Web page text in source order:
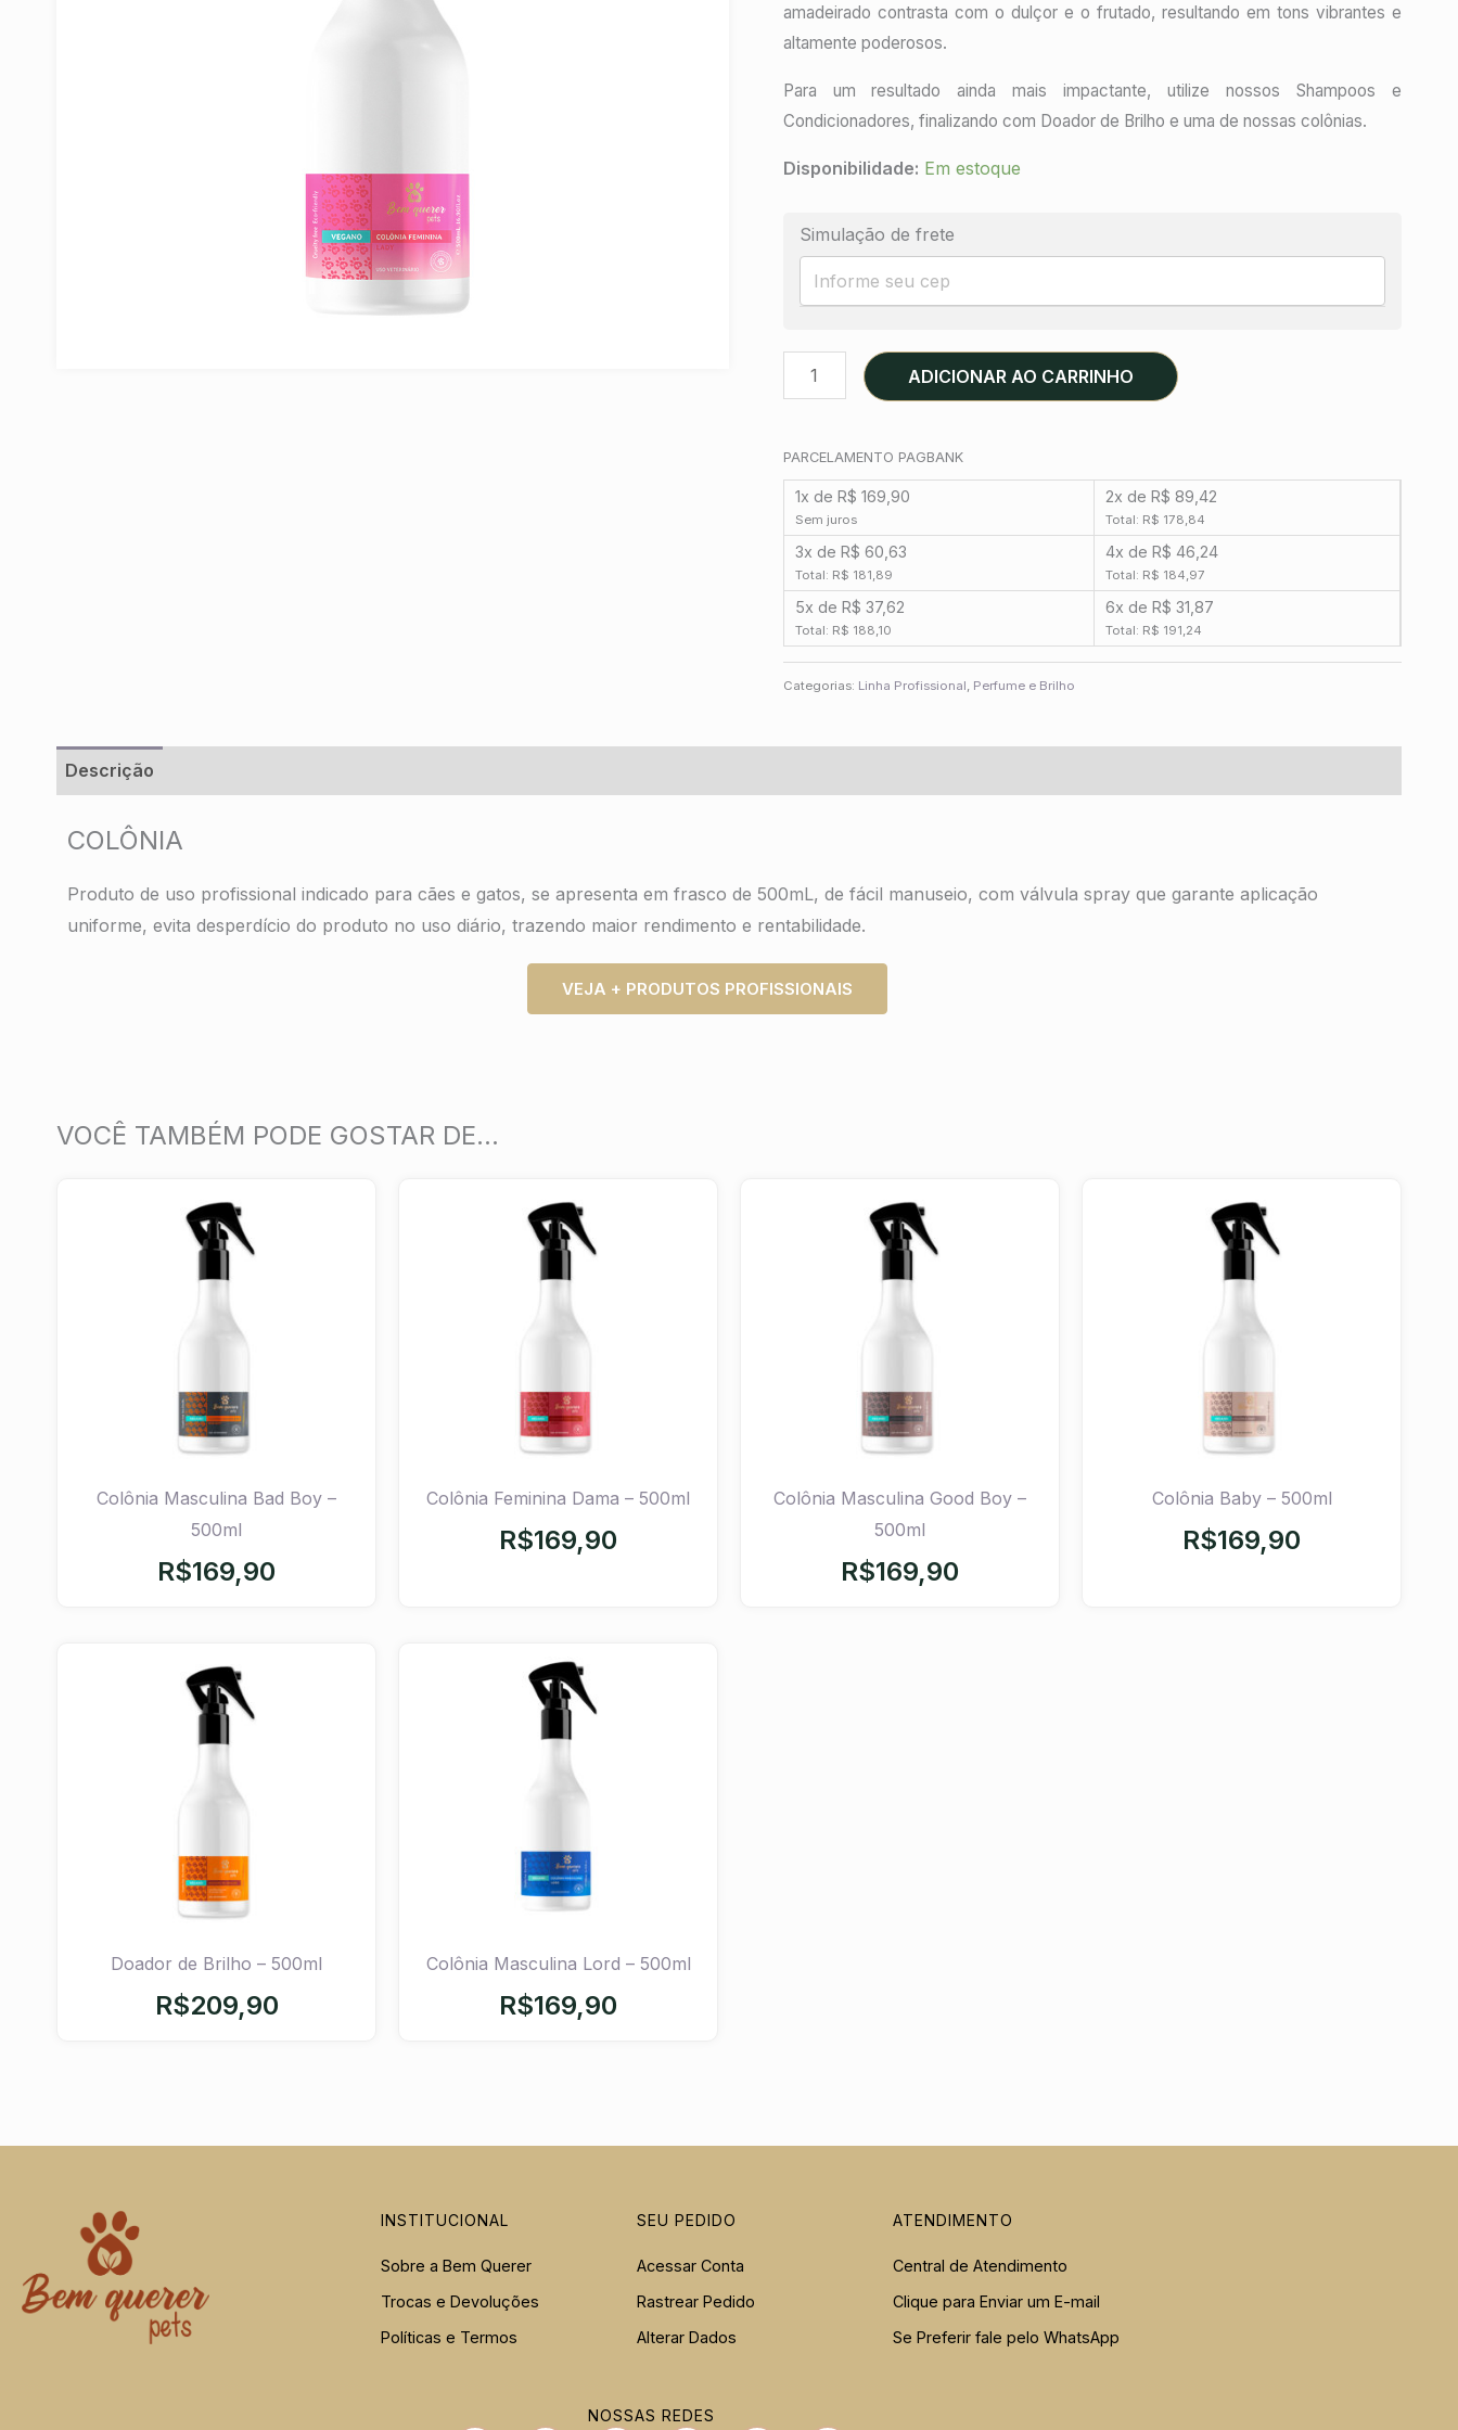
amadeirado contrasta com o dulçor e o frutado, resultando em tons vibrantes e
altamente poderosos.
Para um resultado ainda mais impactante, utilize nossos Shampoos e
Condicionadores, finalizando com Doador de Brilho e uma de nossas colônias.
Disponibilidade: Em estoque
Simulação de frete
ADICIONAR AO CARRINHO
PARCELAMENTO PAGBANK
1x de R$ 169,90
Sem juros
2x de R$ 89,42
Total: R$ 178,84
3x de R$ 60,63
Total: R$ 181,89
4x de R$ 46,24
Total: R$ 184,97
5x de R$ 37,62
Total: R$ 188,10
6x de R$ 31,87
Total: R$ 191,24
Categorias: Linha Profissional, Perfume e Brilho
Descrição
COLÔNIA
Produto de uso profissional indicado para cães e gatos, se apresenta em frasco de 500mL, de fácil manuseio, com válvula spray que garante aplicação
uniforme, evita desperdício do produto no uso diário, trazendo maior rendimento e rentabilidade.
VEJA + PRODUTOS PROFISSIONAIS
VOCÊ TAMBÉM PODE GOSTAR DE…
Colônia Masculina Bad Boy –
500ml
R$169,90
Colônia Feminina Dama – 500ml
R$169,90
Colônia Masculina Good Boy –
500ml
R$169,90
Colônia Baby – 500ml
R$169,90
Doador de Brilho – 500ml
R$209,90
Colônia Masculina Lord – 500ml
R$169,90
INSTITUCIONAL
Sobre a Bem Querer
Trocas e Devoluções
Políticas e Termos
SEU PEDIDO
Acessar Conta
Rastrear Pedido
Alterar Dados
ATENDIMENTO
Central de Atendimento
Clique para Enviar um E-mail
Se Preferir fale pelo WhatsApp
NOSSAS REDES